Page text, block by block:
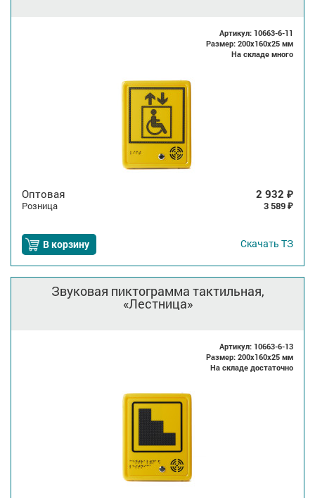
Артикул: 10663-6-11
Размер: 200x160x25 мм
На складе много
Оптовая 2 932 ₽
Розница 3 589 ₽
В корзину Скачать ТЗ
Звуковая пиктограмма тактильная,
«Лестница»
Артикул: 10663-6-13
Размер: 200x160x25 мм
На складе достаточно